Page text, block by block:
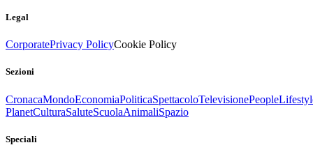
Legal
CorporatePrivacy PolicyCookie Policy
Sezioni
CronacaMondoEconomiaPoliticaSpettacoloTelevisionePeople
PlanetCulturaSaluteScuolaAnimaliSpazio
Speciali